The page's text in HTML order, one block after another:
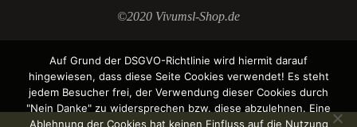
©2020 Vivumsl-Shop.de
Auf Grund der DSGVO-Richtlinie wird hiermit darauf
hingewiesen, dass diese Seite Cookies verwendet! Es steht
jedem Besucher frei, der Verwendung dieser Cookies durch
"Nein Danke" zu widersprechen bzw. diese abzulehnen. Eine
Ablehnung der Cookies hat keinen Einfluss auf die Nutzung